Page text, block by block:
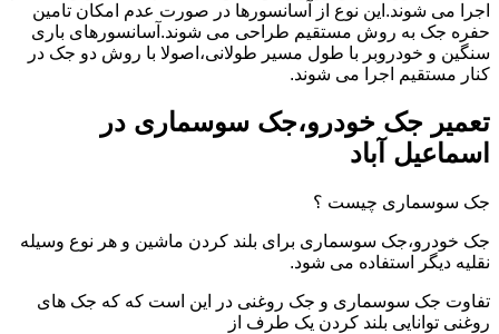
اجرا می شوند.این نوع از آسانسورها در صورت عدم امکان تامین
حفره جک به روش مستقیم طراحی می شوند.آسانسورهای باری
سنگین و خودروبر با طول مسیر طولانی،اصولا با روش دو جک در
کنار مستقیم اجرا می شوند.
تعمیر جک خودرو،جک سوسماری در
اسماعیل آباد
جک سوسماری چیست ؟
جک خودرو،جک سوسماری برای بلند کردن ماشین و هر نوع وسیله
نقلیه دیگر استفاده می شود.
تفاوت جک سوسماری و جک روغنی در این است که که جک های
روغنی توانایی بلند کردن یک طرف از